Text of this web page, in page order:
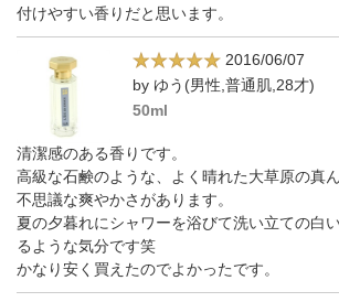
付けやすい香りだと思います。
2016/06/07
by ゆう(男性,普通肌,28才)
50ml
清潔感のある香りです。
高級な石鹸のような、よく晴れた大草原の真
不思議な爽やかさがあります。
夏の夕暮れにシャワーを浴びて洗い立ての白
るような気分です笑
かなり安く買えたのでよかったです。